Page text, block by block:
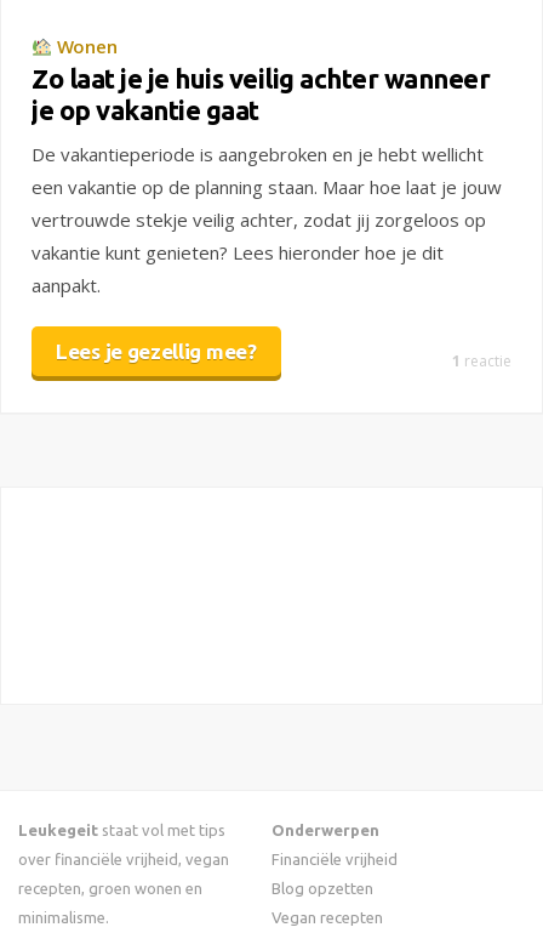
Wonen
Zo laat je je huis veilig achter wanneer
je op vakantie gaat
De vakantieperiode is aangebroken en je hebt wellicht
een vakantie op de planning staan. Maar hoe laat je jouw
vertrouwde stekje veilig achter, zodat jij zorgeloos op
vakantie kunt genieten? Lees hieronder hoe je dit
aanpakt.
Lees je gezellig mee? 1 reactie
Leukegeit staat vol met tips
over financiële vrijheid, vegan
recepten, groen wonen en
minimalisme.
Onderwerpen
Financiële vrijheid
Blog opzetten
Vegan recepten